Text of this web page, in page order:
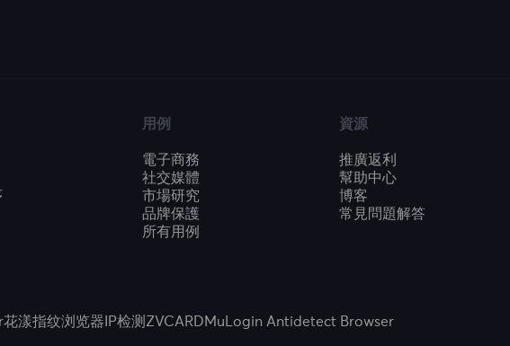
用例
電子商務
社交媒體
市場研究
品牌保護
所有用例
資源
推廣返利
幫助中心
博客
常見問題解答
花漾指纹浏览器 IP检测 ZVCARD MuLogin Antidetect Browser